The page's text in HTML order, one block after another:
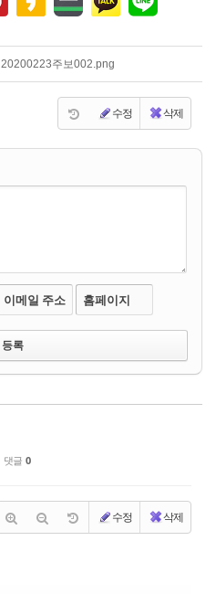
20200223주보002.png
수정 삭제
이메일 주소 홈페이지
댓글 0
수정 삭제